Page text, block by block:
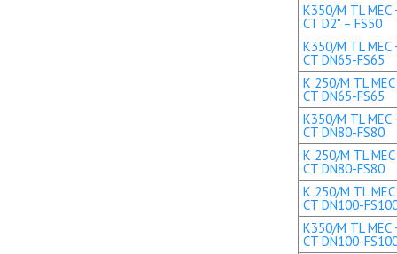
K350/M TL MEC
CT D2" – FS50
K350/M TL MEC
CT DN65-FS65
K 250/M TL MEC
CT DN65-FS65
K350/M TL MEC
CT DN80-FS80
K 250/M TL MEC
CT DN80-FS80
K 250/M TL MEC
CT DN100-
K350/M TL MEC
CT DN100-